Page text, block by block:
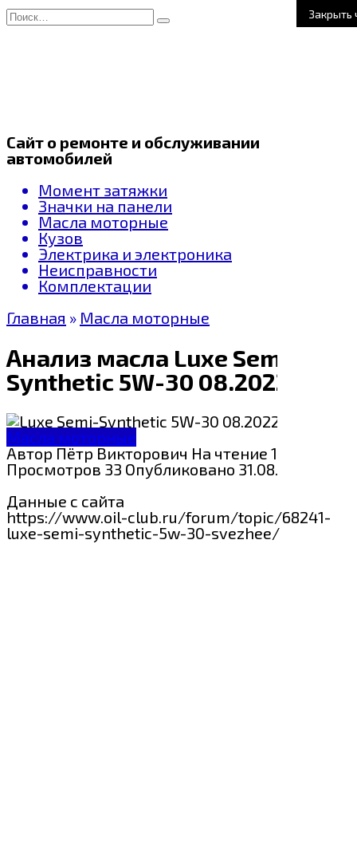
Перейти
к
Search
for:
Сайт о ремонте и обслуживании
автомобилей
Момент затяжки
Значки на панели
Масла моторные
Кузов
Электрика и электроника
Неисправности
Комплектации
Главная » Масла моторные
Анализ масла Luxe Semi-
Synthetic 5W-30 08.2022
Масла моторные
АвторПётр Викторович На чтение 1 мин
Просмотров 33 Опубликовано 31.08.2024
Данные с сайта
https://www.oil-club.ru/forum/topic/68241-
luxe-semi-synthetic-5w-30-svezhee/